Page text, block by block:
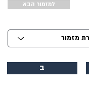
למזמור הבא
ב